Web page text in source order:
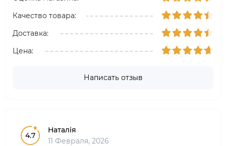
Качество товара:
Доставка:
Цена:
Написать отзыв
4.7
Наталія
11 Февраля, 2026